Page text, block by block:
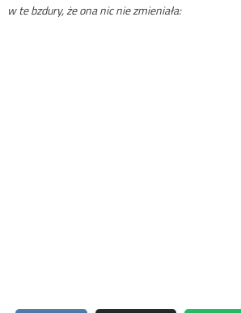
w te bzdury, że ona nic nie zmieniała: